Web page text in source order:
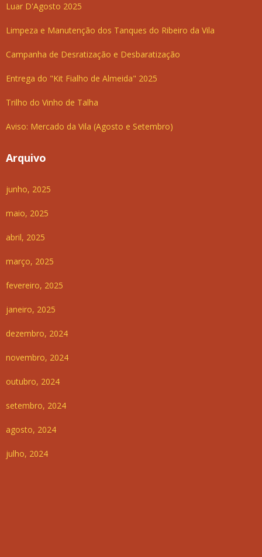
Luar D'Agosto 2025
Limpeza e Manutenção dos Tanques do Ribeiro da Vila
Campanha de Desratização e Desbaratização
Entrega do "Kit Fialho de Almeida" 2025
Trilho do Vinho de Talha
Aviso: Mercado da Vila (Agosto e Setembro)
Arquivo
junho, 2025
maio, 2025
abril, 2025
março, 2025
fevereiro, 2025
janeiro, 2025
dezembro, 2024
novembro, 2024
outubro, 2024
setembro, 2024
agosto, 2024
julho, 2024